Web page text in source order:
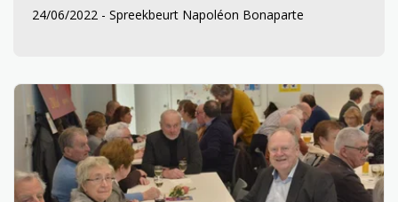
24/06/2022 - Spreekbeurt Napoléon Bonaparte